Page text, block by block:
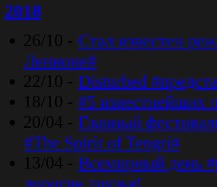
2018
26/10 - Стал известен
Ленноне#
22/10 - Disturbed
18/10 - #5 известнейших
20/04 - Главный
#The Spirit of Tengri#
13/04 - Всемирный день
дорогие друзья!